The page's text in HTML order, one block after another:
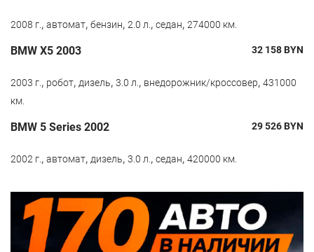
2008 г., автомат, бензин, 2.0 л., седан, 274000 км.
BMW X5 2003 32 158BYN
2003 г., робот, дизель, 3.0 л., внедорожник/кроссовер, 431000
км.
BMW 5 Series 2002 29 526BYN
2002 г., автомат, дизель, 3.0 л., седан, 420000 км.